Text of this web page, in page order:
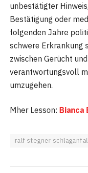
unbestätigter
Bestätigung oder
folgenden Jahre
schwere Erkrankung
zwischen Gerücht
verantwortungsvoll
umzugehen.
Mher Lesson: Bianca
ralf stegner